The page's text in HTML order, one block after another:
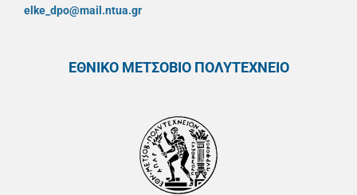
elke_dpo@mail.ntua.gr
ΕΘΝΙΚΟ ΜΕΤΣΟΒΙΟ ΠΟΛΥΤΕΧΝΕΙΟ